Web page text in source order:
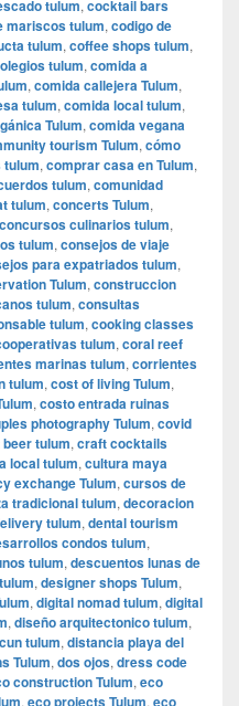
tulum, cocktail bars
mariscos tulum, codigo de
tulum, coffee shops tulum,
tulum, comida a
, comida callejera Tulum,
tulum, comida local tulum,
Tulum, comida vegana
tourism Tulum, cómo
, comprar casa en Tulum,
tulum, comunidad
tulum, concerts Tulum,
concursos culinarios tulum,
tulum, consejos de viaje
para expatriados tulum,
Tulum, construccion
tulum, consultas
tulum, cooking classes
tulum, coral reef
marinas tulum, corrientes
tulum, cost of living Tulum,
, costo entrada ruinas
photography Tulum, covid
tulum, craft cocktails
local tulum, cultura maya
exchange Tulum, cursos de
tradicional tulum, decoracion
tulum, dental tourism
condos tulum,
tulum, descuentos lunas de
, designer shops Tulum,
, digital nomad tulum, digital
, diseño arquitectonico tulum,
tulum, distancia playa del
Tulum, dos ojos, dress code
construction Tulum, eco
, eco projects Tulum, eco